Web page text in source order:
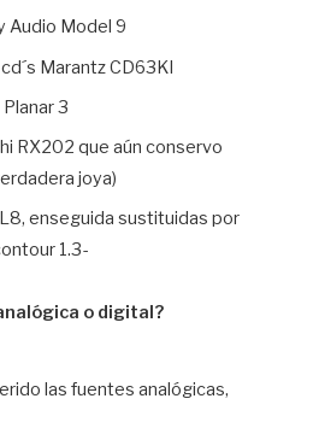
Audio Model 9
Marantz CD63KI
3
RX202 que aún conservo
joya)
enseguida sustituidas por
1.3-
o digital?
las fuentes analógicas,